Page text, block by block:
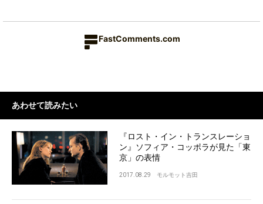
FastComments.com
あわせて読みたい
『ロスト・イン・トランスレーショ
ン』ソフィア・コッポラが見た「東
京」の表情
2017.08.29 モルモット吉田